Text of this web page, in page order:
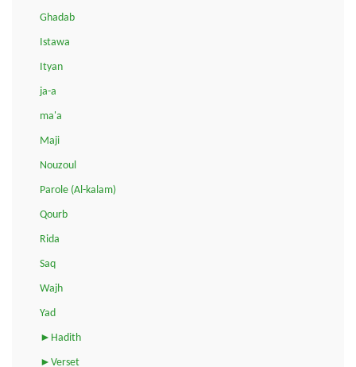
Ghadab
Istawa
Ityan
ja-a
ma'a
Maji
Nouzoul
Parole (Al-kalam)
Qourb
Rida
Saq
Wajh
Yad
►Hadith
►Verset